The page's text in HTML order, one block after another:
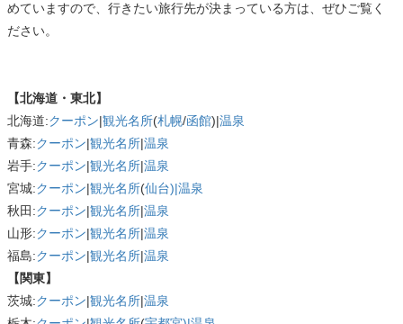
めていますので、行きたい旅行先が決まっている方は、ぜひご覧く
ださい。
【北海道・東北】
北海道:クーポン|観光名所(札幌/函館)|温泉
青森:クーポン|観光名所|温泉
岩手:クーポン|観光名所|温泉
宮城:クーポン|観光名所(仙台)|温泉
秋田:クーポン|観光名所|温泉
山形:クーポン|観光名所|温泉
福島:クーポン|観光名所|温泉
【関東】
茨城:クーポン|観光名所|温泉